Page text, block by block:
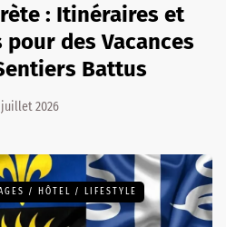
: Itinéraires et
pour des Vacances
Battus
juillet 2026
/ HÔTEL / LIFESTYLE